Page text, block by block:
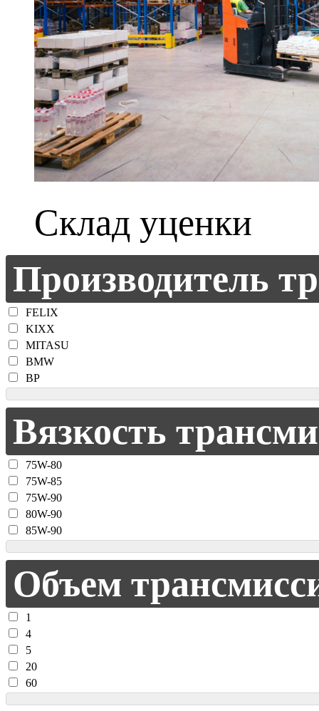
Склад уценки
Производитель
FELIX
KIXX
MITASU
BMW
BP
Вязкость
75W-80
75W-85
75W-90
80W-90
85W-90
Объем
1
4
5
20
60